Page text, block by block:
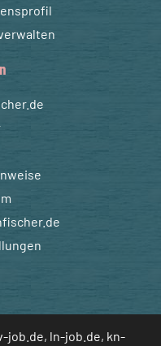
job.de, ln-job.de, kn-